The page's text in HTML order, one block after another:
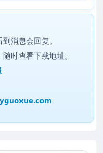
消息会回复。
时查看下载地址。